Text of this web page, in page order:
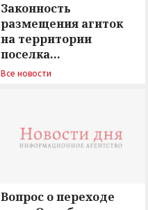
Законность
размещения агиток
на территории
поселка
Новосергиевка
Все новости
Вопрос о переходе